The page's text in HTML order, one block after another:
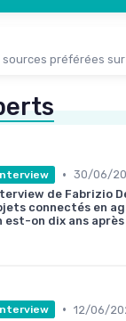
préférées sur
• 30/06/
de Fabrizio
connectés en
est-on dix ans après
• 12/06/